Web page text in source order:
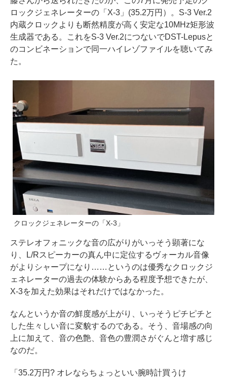
ロックジェネレーターの「X-3」(35.2万円）。S-3 Ver.2
内蔵クロックよりも断然精度が高く安定な10MHz矩形波
生成器である。これをS-3 Ver.2につないでDST-Lepusと
のコンビネーションで同一ハイレゾファイルを聴いてみ
た。
クロックジェネレーターの「X-3」
ステレオフォニックな音の広がりがいっそう顕著にな
り、L/Rスピーカーの真ん中に定位するヴォーカル音像
がよりシャープになり……というのは優秀なクロックジ
ェネレーターの過去の体験からある程度予想できたが、
X-3を加えた効果はそれだけではなかった。
なんというか音の鮮度感が上がり、いっそうピチピチと
した生々しい音に変貌するのである。そう、音場感の向
上に加えて、音の色艶、音色の豊潤さがぐんと増す感じ
なのだ。
「35.2万円? オレならちょっといい腕時計買うけ